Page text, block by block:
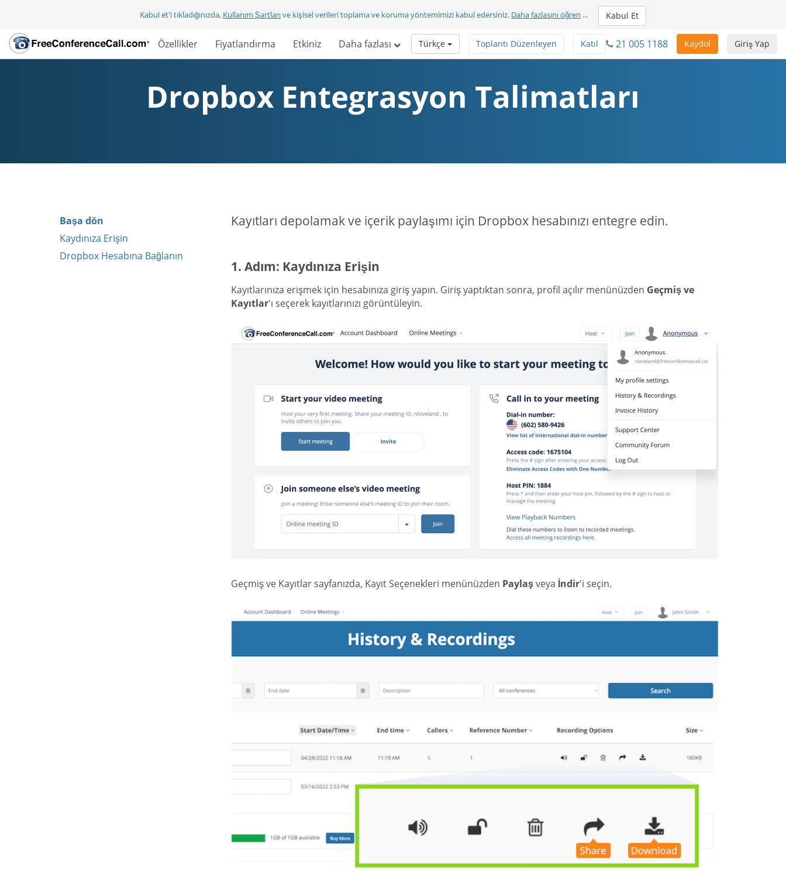
Kabul et'i tıkladığınızda, Kullanım Şartlarıve kişisel verileri toplama ve koruma yöntemimizi kabul edersiniz. Daha fazlasını öğren ... Kabul Et
Özellikler Fiyatlandırma Etkiniz Daha fazlası Giriş Yap
Kaydol
21 005 1188
Katıl
Toplantı Düzenleyen
Türkçe
Dropbox Entegrasyon Talimatları
Başa dön
Kaydınıza Erişin
Dropbox Hesabına Bağlanın
Kayıtları depolamak ve içerik paylaşımı için Dropbox hesabınızı entegre edin.
1. Adım: Kaydınıza Erişin
Kayıtlarınıza erişmek için hesabınıza giriş yapın. Giriş yaptıktan sonra, profil açılır menünüzden Geçmiş ve
Kayıtlar'ı seçerek kayıtlarınızı görüntüleyin.
Geçmiş ve Kayıtlar sayfanızda, Kayıt Seçenekleri menünüzden Paylaşveya İndir'i seçin.